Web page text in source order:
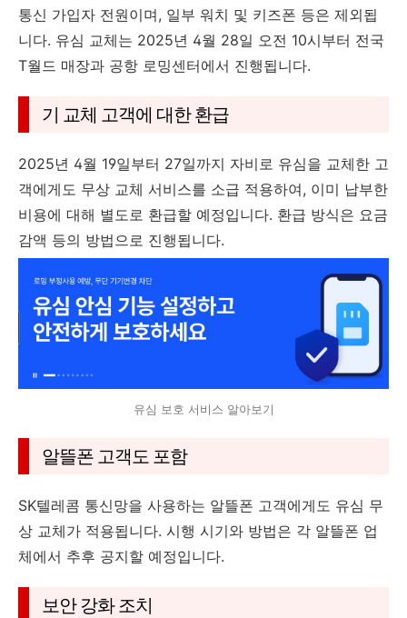
통신 가입자 전원이며, 일부 워치 및 키즈폰 등은 제외됩
니다. 유심 교체는 2025년 4월 28일 오전 10시부터 전국
T월드 매장과 공항 로밍센터에서 진행됩니다.
기 교체 고객에 대한 환급
2025년 4월 19일부터 27일까지 자비로 유심을 교체한 고
객에게도 무상 교체 서비스를 소급 적용하여, 이미 납부한
비용에 대해 별도로 환급할 예정입니다. 환급 방식은 요금
감액 등의 방법으로 진행됩니다.
유심 보호 서비스 알아보기
알뜰폰 고객도 포함
SK텔레콤 통신망을 사용하는 알뜰폰 고객에게도 유심 무
상 교체가 적용됩니다. 시행 시기와 방법은 각 알뜰폰 업
체에서 추후 공지할 예정입니다.
보안 강화 조치